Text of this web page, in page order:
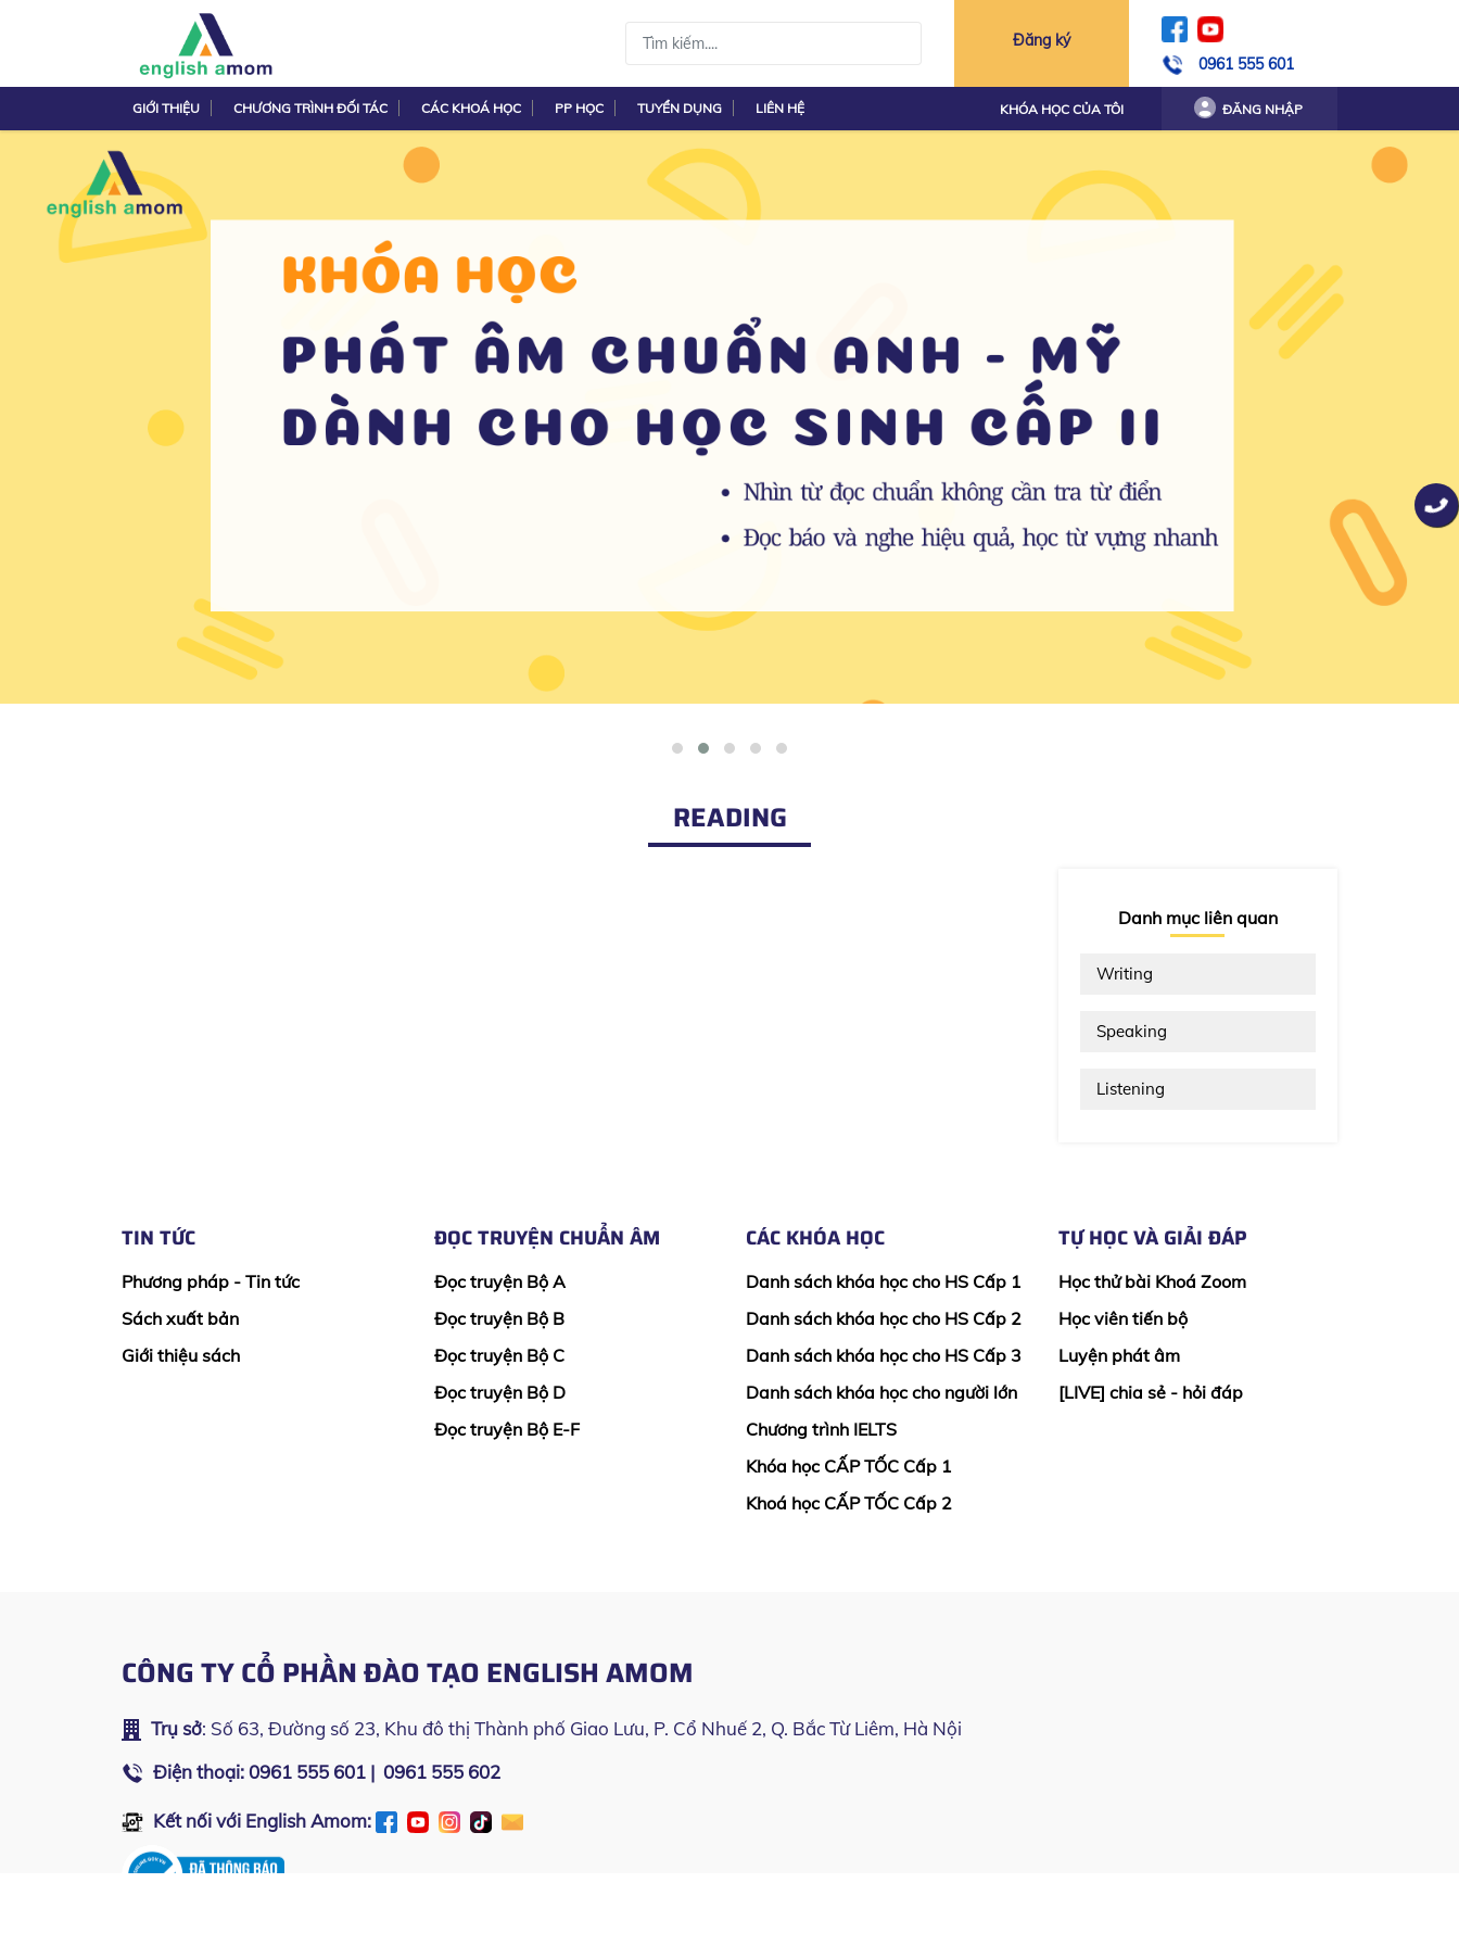
Đăng ký
0961 555 601
GIỚI THIỆU CHƯƠNG TRÌNH ĐỐI TÁC CÁC KHOÁ HỌC PP HỌC TUYỂN DỤNG LIÊN HỆ KHÓA HỌC CỦA TÔI ĐĂNG NHẬP
READING
Danh mục liên quan
Writing
Speaking
Listening
TIN TỨC
Phương pháp - Tin tức
Sách xuất bản
Giới thiệu sách
ĐỌC TRUYỆN CHUẨN ÂM
Đọc truyện Bộ A
Đọc truyện Bộ B
Đọc truyện Bộ C
Đọc truyện Bộ D
Đọc truyện Bộ E-F
CÁC KHÓA HỌC
Danh sách khóa học cho HS Cấp 1
Danh sách khóa học cho HS Cấp 2
Danh sách khóa học cho HS Cấp 3
Danh sách khóa học cho người lớn
Chương trình IELTS
Khóa học CẤP TỐC Cấp 1
Khoá học CẤP TỐC Cấp 2
TỰ HỌC VÀ GIẢI ĐÁP
Học thử bài Khoá Zoom
Học viên tiến bộ
Luyện phát âm
[LIVE] chia sẻ - hỏi đáp
CÔNG TY CỔ PHẦN ĐÀO TẠO ENGLISH AMOM
Trụ sở: Số 63, Đường số 23, Khu đô thị Thành phố Giao Lưu, P. Cổ Nhuế 2, Q. Bắc Từ Liêm, Hà Nội
Điện thoại:0961 555 601 | 0961 555 602
Kết nối với English Amom: